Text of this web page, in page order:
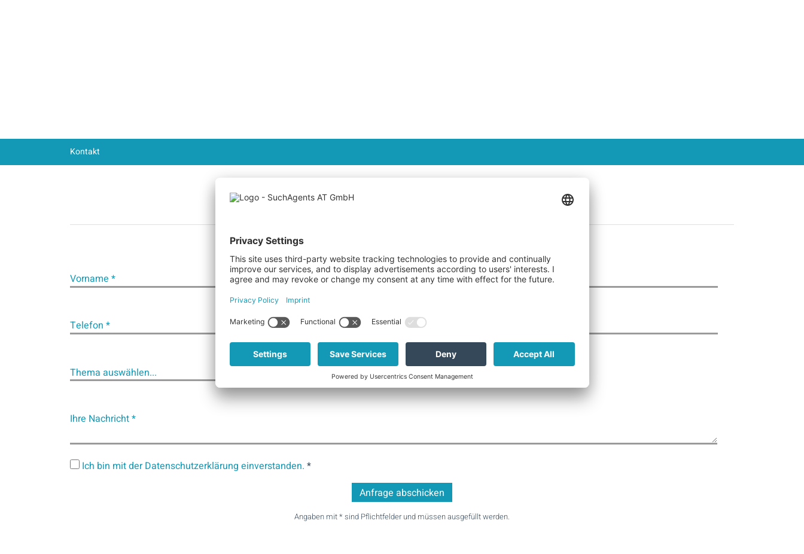
Kontakt
Vorname * Name *
Telefon * E-Mail *
Thema auswählen...
Ihre Nachricht *
Ich bin mit der Datenschutzerklärung einverstanden. *
Angaben mit * sind Pflichtfelder und müssen ausgefüllt werden.